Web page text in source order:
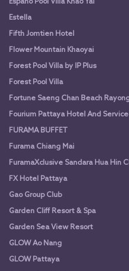
Espano Pool Villa Khao Yai
Estella
Fifth Jomtien Hotel
Flower Mountain Khaoyai
Forest Pool Villa by IP Plus
Forest Pool Villa
Fortune Saeng Chan Beach
Fourium Pattaya Hotel And
FURAMA BUFFET
Furama Chiang Mai
FuramaXclusive Sandara Hua Hin
FX Hotel Pattaya
Gao Group Club
Garden Cliff Resort & Spa
Garden Sea View Resort
GLOW Ao Nang
GLOW Pattaya